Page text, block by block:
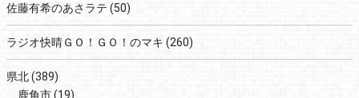
佐藤有希のあさラテ (50)
ラジオ快晴ＧＯ！ＧＯ！のマキ (260)
県北(389)
鹿角市(19)